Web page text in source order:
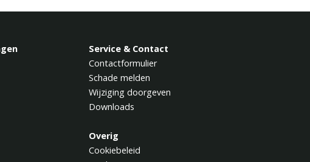
Service & Contact
Contactformulier
Schade melden
Wijziging doorgeven
Downloads
Overig
Cookiebeleid